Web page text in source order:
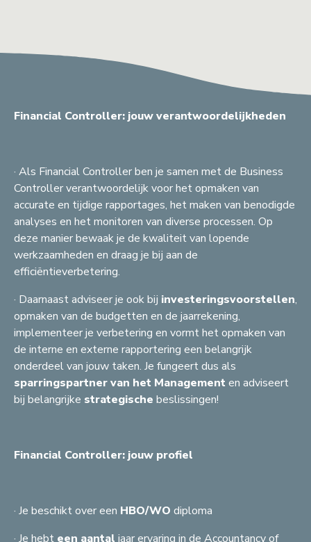
Financial Controller: jouw verantwoordelijkheden
· Als Financial Controller ben je samen met de Business
Controller verantwoordelijk voor het opmaken van
accurate en tijdige rapportages, het maken van benodigde
analyses en het monitoren van diverse processen. Op
deze manier bewaak je de kwaliteit van lopende
werkzaamheden en draag je bij aan de
efficiëntieverbetering.
· Daarnaast adviseer je ook bij investeringsvoorstellen,
opmaken van de budgetten en de jaarrekening,
implementeer je verbetering en vormt het opmaken van
de interne en externe rapportering een belangrijk
onderdeel van jouw taken. Je fungeert dus als
sparringspartner van het Management en adviseert
bij belangrijke strategische beslissingen!
Financial Controller: jouw profiel
· Je beschikt over een HBO/WO diploma
· Je hebt een aantal jaar ervaring in de Accountancy of